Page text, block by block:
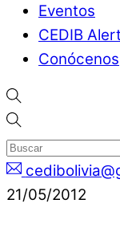
Eventos
CEDIB
Conócenos
21/05/2012